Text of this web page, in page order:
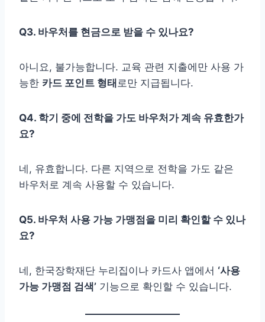
Q3. 바우처를 현금으로 받을 수 있나요?
아니요, 불가능합니다. 교육 관련 지출에만 사용 가
능한 카드 포인트 형태 로만 지급됩니다.
Q4. 학기 중에 전학을 가도 바우처가 계속 유효한가
요?
네, 유효합니다. 다른 지역으로 전학을 가도 같은
바우처로 계속 사용할 수 있습니다.
Q5. 바우처 사용 가능 가맹점을 미리 확인할 수 있나
요?
네, 한국장학재단 누리집이나 카드사 앱에서 ‘사용
가능 가맹점 검색’ 기능으로 확인할 수 있습니다.